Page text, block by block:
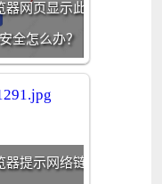
器网页显示此
全怎么办？
器提示网络链